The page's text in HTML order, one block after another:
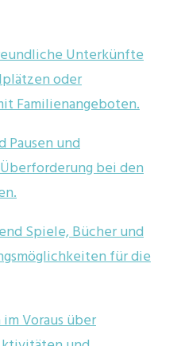
Unterkünfte
oder
Familienangeboten.
Pausen und
bei den
Spiele, Bücher und
für die
Voraus über